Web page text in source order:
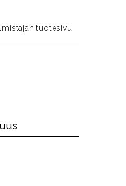
tuotesivu